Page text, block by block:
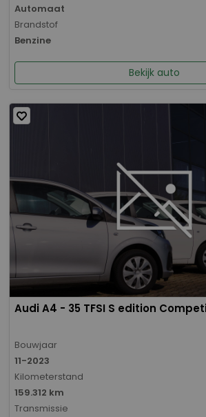
Automaat
Brandstof
Benzine
Bekijk auto
Audi A4 - 35 TFSI S edition
Bouwjaar
11-2023
Kilometerstand
159.312 km
Transmissie